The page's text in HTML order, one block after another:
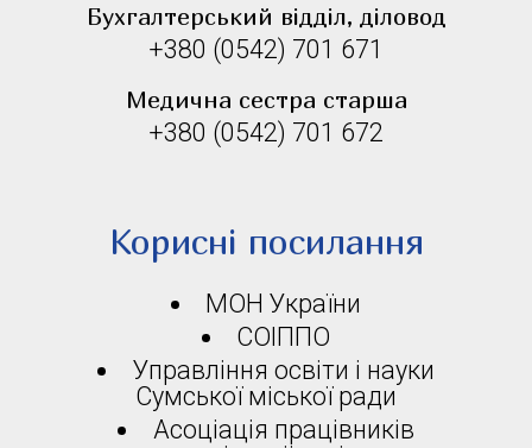
Бухгалтерський відділ, діловод
+380 (0542) 701 671
Медична сестра старша
+380 (0542) 701 672
Корисні посилання
МОН України
СОІППО
Управління освіти і науки
Сумської міської ради
Асоціація працівників